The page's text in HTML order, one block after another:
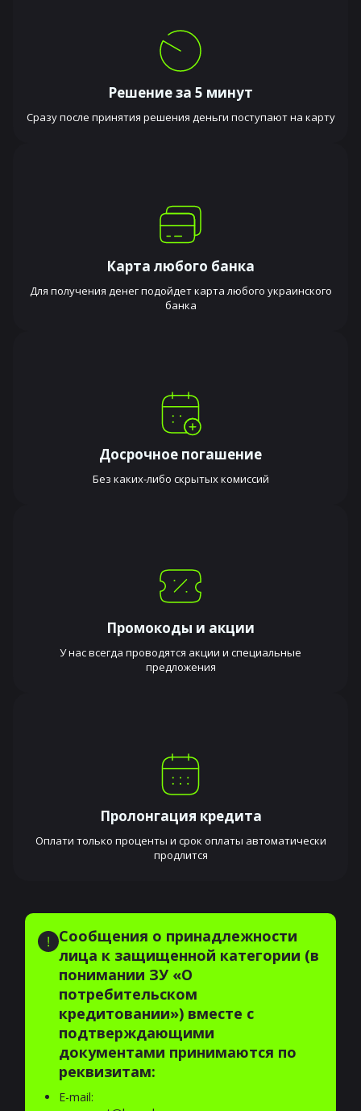
Решение за 5 минут
Сразу после принятия решения деньги поступают на карту
Карта любого банка
Для получения денег подойдет карта любого украинского
банка
Досрочное погашение
Без каких-либо скрытых комиссий
Промокоды и акции
У нас всегда проводятся акции и специальные
предложения
Пролонгация кредита
Оплати только проценты и срок оплаты автоматически
продлится
Сообщения о принадлежности
лица к защищенной категории (в
понимании ЗУ «О
потребительском
кредитовании») вместе с
подтверждающими
документами принимаются по
реквизитам:
E-mail: